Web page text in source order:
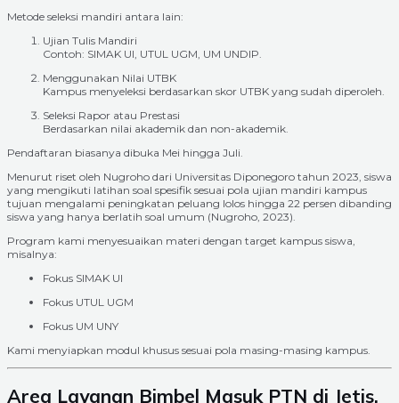
Metode seleksi mandiri antara lain:
Ujian Tulis Mandiri
Contoh: SIMAK UI, UTUL UGM, UM UNDIP.
Menggunakan Nilai UTBK
Kampus menyeleksi berdasarkan skor UTBK yang sudah diperoleh.
Seleksi Rapor atau Prestasi
Berdasarkan nilai akademik dan non-akademik.
Pendaftaran biasanya dibuka Mei hingga Juli.
Menurut riset oleh Nugroho dari Universitas Diponegoro tahun 2023, siswa
yang mengikuti latihan soal spesifik sesuai pola ujian mandiri kampus
tujuan mengalami peningkatan peluang lolos hingga 22 persen dibanding
siswa yang hanya berlatih soal umum (Nugroho, 2023).
Program kami menyesuaikan materi dengan target kampus siswa,
misalnya:
Fokus SIMAK UI
Fokus UTUL UGM
Fokus UM UNY
Kami menyiapkan modul khusus sesuai pola masing-masing kampus.
Area Layanan Bimbel Masuk PTN di Jetis,